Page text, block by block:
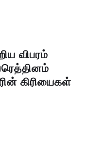
விபரம்
கிரியைகள்